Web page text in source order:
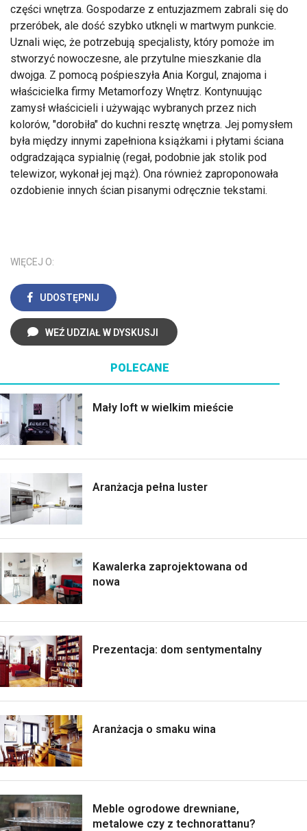
części wnętrza. Gospodarze z entuzjazmem zabrali się do
przeróbek, ale dość szybko utknęli w martwym punkcie.
Uznali więc, że potrzebują specjalisty, który pomoże im
stworzyć nowoczesne, ale przytulne mieszkanie dla
dwojga. Z pomocą pośpieszyła Ania Korgul, znajoma i
właścicielka firmy Metamorfozy Wnętrz. Kontynuując
zamysł właścicieli i używając wybranych przez nich
kolorów, "dorobiła" do kuchni resztę wnętrza. Jej pomysłem
była między innymi zapełniona książkami i płytami ściana
odgradzająca sypialnię (regał, podobnie jak stolik pod
telewizor, wykonał jej mąż). Ona również zaproponowała
ozdobienie innych ścian pisanymi odręcznie tekstami.
WIĘCEJ O:
UDOSTĘPNIJ
WEŹ UDZIAŁ W DYSKUSJI
POLECANE
Mały loft w wielkim mieście
Aranżacja pełna luster
Kawalerka zaprojektowana od
nowa
Prezentacja: dom sentymentalny
Aranżacja o smaku wina
Meble ogrodowe drewniane,
metalowe czy z technorattanu?